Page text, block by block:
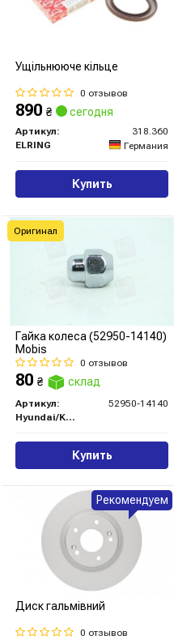
Ущільнююче кільце
0 отзывов
890 ₴ сегодня
Артикул:
318.360
ELRING
Германия
Купить
Гайка колеса (52950-14140)
Mobis
0 отзывов
80 ₴ склад
Артикул:
52950-14140
Hyundai/Kia/Mobis
Купить
Оригинал
Диск гальмівний
0 отзывов
Рекомендуем